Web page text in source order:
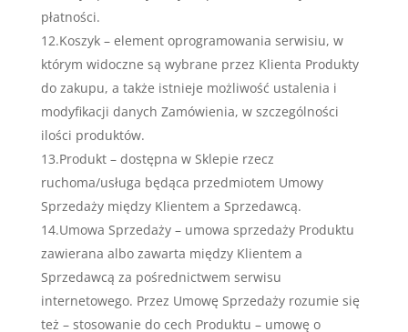
płatności.
12.Koszyk – element oprogramowania serwisiu, w
którym widoczne są wybrane przez Klienta Produkty
do zakupu, a także istnieje możliwość ustalenia i
modyfikacji danych Zamówienia, w szczególności
ilości produktów.
13.Produkt – dostępna w Sklepie rzecz
ruchoma/usługa będąca przedmiotem Umowy
Sprzedaży między Klientem a Sprzedawcą.
14.Umowa Sprzedaży – umowa sprzedaży Produktu
zawierana albo zawarta między Klientem a
Sprzedawcą za pośrednictwem serwisu
internetowego. Przez Umowę Sprzedaży rozumie się
też – stosowanie do cech Produktu – umowę o